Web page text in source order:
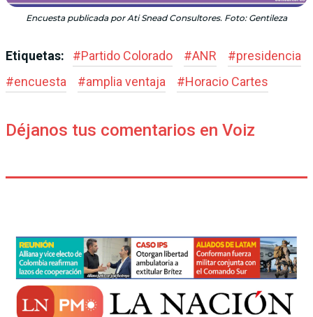
Encuesta publicada por Ati Snead Consultores. Foto: Gentileza
Etiquetas: #Partido Colorado #ANR #presidencia
#encuesta #amplia ventaja #Horacio Cartes
Déjanos tus comentarios en Voiz